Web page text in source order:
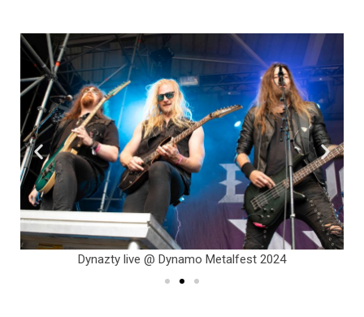
Dynazty live @ Dynamo Metalfest 2024